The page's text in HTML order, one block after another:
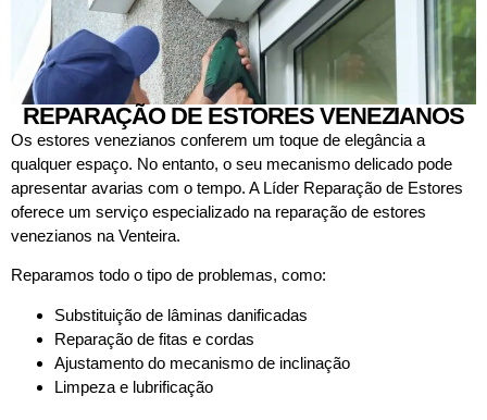
REPARAÇÃO DE ESTORES VENEZIANOS
Os estores venezianos conferem um toque de elegância a
qualquer espaço. No entanto, o seu mecanismo delicado pode
apresentar avarias com o tempo. A Líder Reparação de Estores
oferece um serviço especializado na reparação de estores
venezianos na Venteira.
Reparamos todo o tipo de problemas, como:
Substituição de lâminas danificadas
Reparação de fitas e cordas
Ajustamento do mecanismo de inclinação
Limpeza e lubrificação